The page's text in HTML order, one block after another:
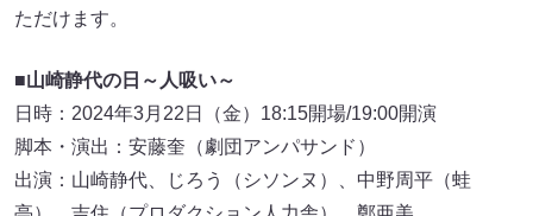
ただけます。
■山崎静代の日～人吸い～
日時：2024年3月22日（金）18:15開場/19:00開演
脚本・演出：安藤奎（劇団アンパサンド）
出演：山崎静代、じろう（シソンヌ）、中野周平（蛙